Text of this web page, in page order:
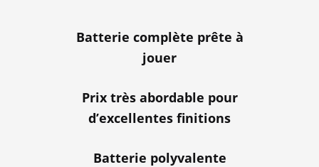
Batterie complète prête à
jouer
Prix très abordable pour
d’excellentes finitions
Batterie polyvalente